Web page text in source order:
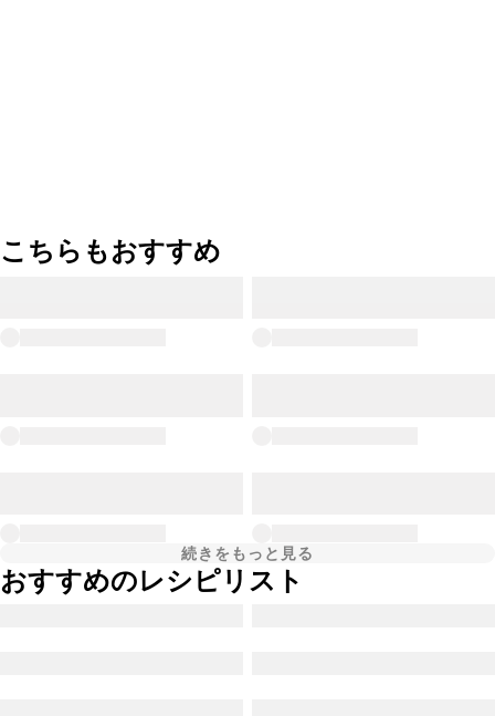
こちらもおすすめ
続きをもっと見る
おすすめのレシピリスト